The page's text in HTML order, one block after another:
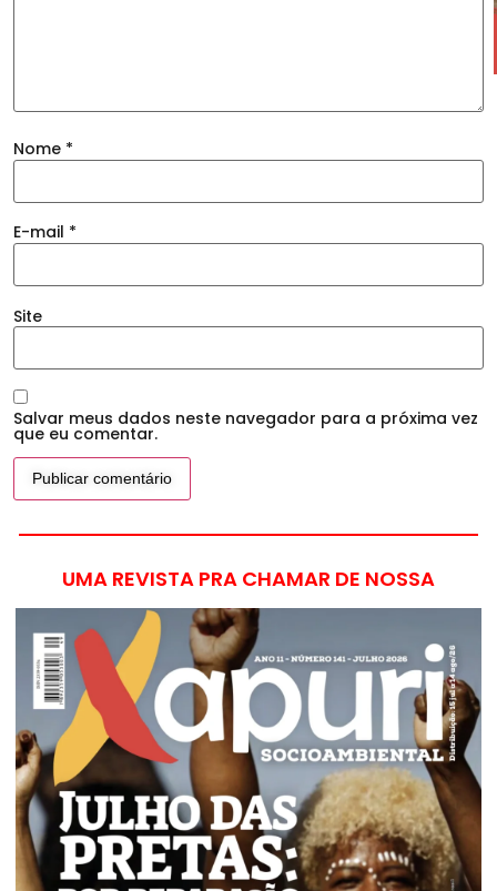
Nome *
E-mail *
Site
Salvar meus dados neste navegador para a próxima vez
que eu comentar.
UMA REVISTA PRA CHAMAR DE NOSSA